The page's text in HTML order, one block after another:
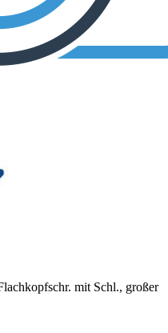
mit Schl., großer